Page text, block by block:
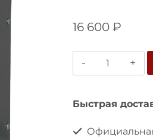
16 600 ₽
Количество
товара
SUNTEK
Быстрая